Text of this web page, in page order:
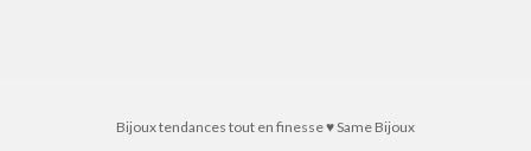
Bijoux tendances tout en finesse ♥ Same Bijoux